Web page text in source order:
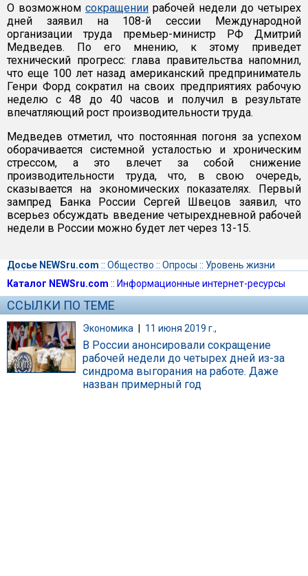
О возможном сокращении рабочей недели до четырех
дней заявил на 108-й сессии Международной
организации труда премьер-министр РФ Дмитрий
Медведев. По его мнению, к этому приведет
технический прогресс: глава правительства напомнил,
что еще 100 лет назад американский предприниматель
Генри Форд сократил на своих предприятиях рабочую
неделю с 48 до 40 часов и получил в результате
впечатляющий рост производительности труда.
Медведев отметил, что постоянная погоня за успехом
оборачивается системной усталостью и хроническим
стрессом, а это влечет за собой снижение
производительности труда, что, в свою очередь,
сказывается на экономических показателях. Первый
зампред Банка России Сергей Швецов заявил, что
всерьез обсуждать введение четырехдневной рабочей
недели в России можно будет лет через 13-15.
Досье NEWSru.com :: Общество :: Опросы :: Уровень жизни
Каталог NEWSru.com :: Информационные интернет-ресурсы
ССЫЛКИ ПО ТЕМЕ
Экономика | 11 июня 2019 г.,
В России анонсировали сокращение
рабочей недели до четырех дней из-за
синдрома выгорания на работе. Даже
назван примерный год